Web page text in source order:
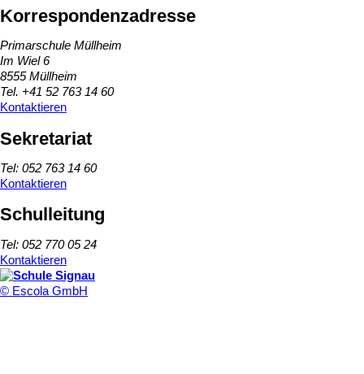
Korrespondenzadresse
Primarschule Müllheim
Im Wiel 6
8555 Müllheim
Tel. +41 52 763 14 60
Kontaktieren
Sekretariat
Tel: 052 763 14 60
Kontaktieren
Schulleitung
Tel: 052 770 05 24
Kontaktieren
© Escola GmbH